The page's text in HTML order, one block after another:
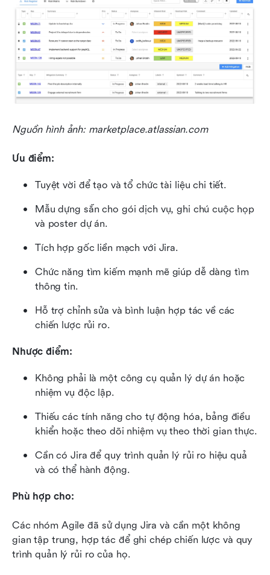
Nguồn hình ảnh: marketplace.atlassian.com
Ưu điểm:
Tuyệt vời để tạo và tổ chức tài liệu chi tiết.
Mẫu dựng sẵn cho gói dịch vụ, ghi chú cuộc họp
và poster dự án.
Tích hợp gốc liền mạch với Jira.
Chức năng tìm kiếm mạnh mẽ giúp dễ dàng tìm
thông tin.
Hỗ trợ chỉnh sửa và bình luận hợp tác về các
chiến lược rủi ro.
Nhược điểm:
Không phải là một công cụ quản lý dự án hoặc
nhiệm vụ độc lập.
Thiếu các tính năng cho tự động hóa, bảng điều
khiển hoặc theo dõi nhiệm vụ theo thời gian thực.
Cần có Jira để quy trình quản lý rủi ro hiệu quả
và có thể hành động.
Phù hợp cho:
Các nhóm Agile đã sử dụng Jira và cần một không
gian tập trung, hợp tác để ghi chép chiến lược và quy
trình quản lý rủi ro của họ.